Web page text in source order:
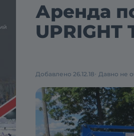
Аренда
Добавлено 26.12.18 Давно не